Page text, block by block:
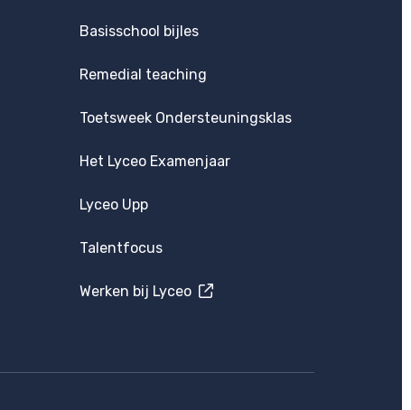
Basisschool bijles
Remedial teaching
Toetsweek Ondersteuningsklas
Het Lyceo Examenjaar
Lyceo Upp
Talentfocus
Werken bij Lyceo